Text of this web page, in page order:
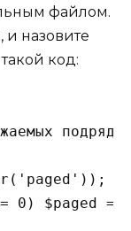
файлом.
и назовите
код:
подряд
'paged'
0 ) $paged =